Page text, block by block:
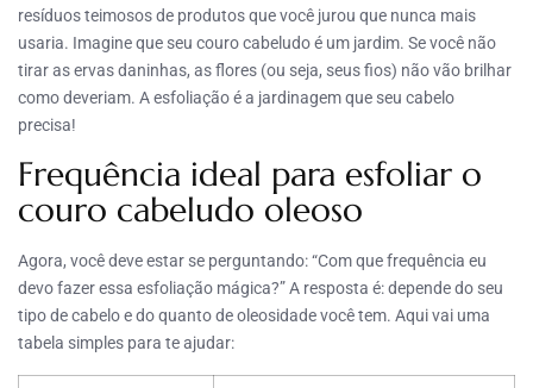
resíduos teimosos de produtos que você jurou que nunca mais
usaria. Imagine que seu couro cabeludo é um jardim. Se você não
tirar as ervas daninhas, as flores (ou seja, seus fios) não vão brilhar
como deveriam. A esfoliação é a jardinagem que seu cabelo
precisa!
Frequência ideal para esfoliar o
couro cabeludo oleoso
Agora, você deve estar se perguntando: “Com que frequência eu
devo fazer essa esfoliação mágica?” A resposta é: depende do seu
tipo de cabelo e do quanto de oleosidade você tem. Aqui vai uma
tabela simples para te ajudar: